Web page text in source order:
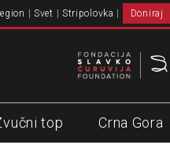
Svet Stripolovka Doniraj
top Crna Gora